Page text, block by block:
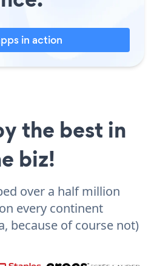
in action
the best in
biz!
over a half million
every continent
because of course not)